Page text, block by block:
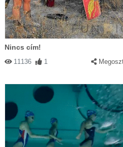
Nincs cím!
11136 1